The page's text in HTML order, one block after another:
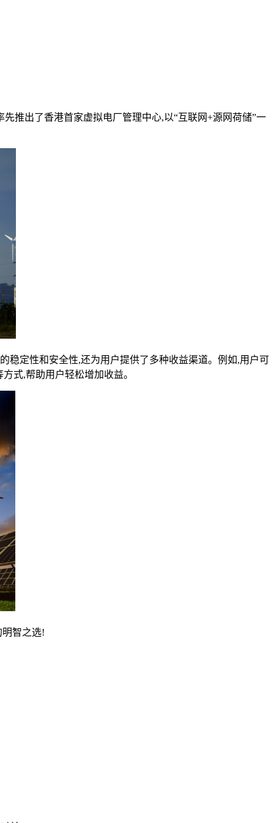
推出了香港首家虚拟电厂管理中心,以“互联网+源网荷储”一
定性和安全性,还为用户提供了多种收益渠道。例如,用户可
式,帮助用户轻松增加收益。
智之选!